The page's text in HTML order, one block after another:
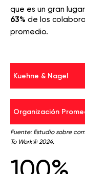
que es un gran
63% de los
promedio.
Kuehne & Nagel
Organización
Fuente: Estudio sobre
To Work® 2024.